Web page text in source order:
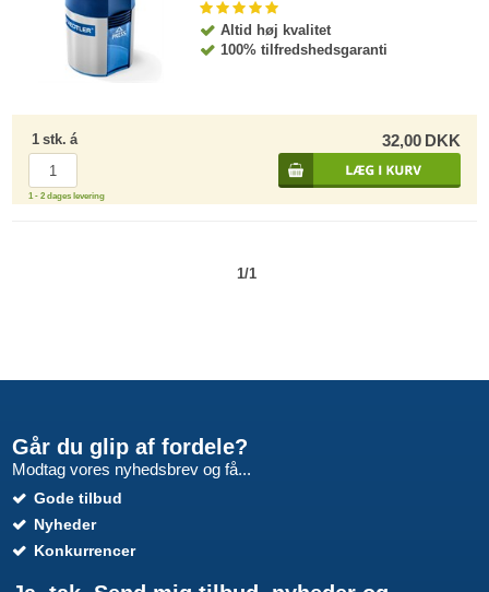
Altid høj kvalitet
100% tilfredshedsgaranti
1 stk. á 32,00 DKK
1 - 2 dages levering
1/1
Går du glip af fordele?
Modtag vores nyhedsbrev og få...
Gode tilbud
Nyheder
Konkurrencer